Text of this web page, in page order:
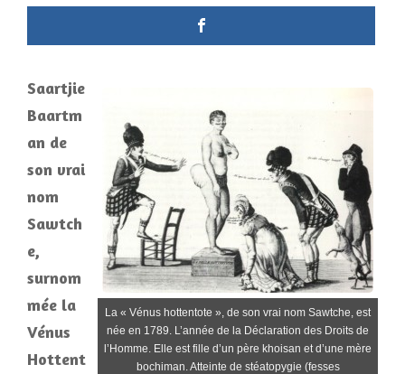
La « Vénus hottentote », de son vrai nom Sawtche, est
née en 1789. L’année de la Déclaration des Droits de
l’Homme. Elle est fille d’un père khoisan et d’une mère
bochiman. Atteinte de stéatopygie (fesses
Saartjie
Baartm
an de
son vrai
nom
Sawtch
e,
surnom
mée la
Vénus
Hottent